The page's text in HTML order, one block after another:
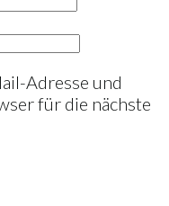
Adresse und
für die nächste